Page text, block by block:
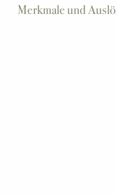
Merkmale und